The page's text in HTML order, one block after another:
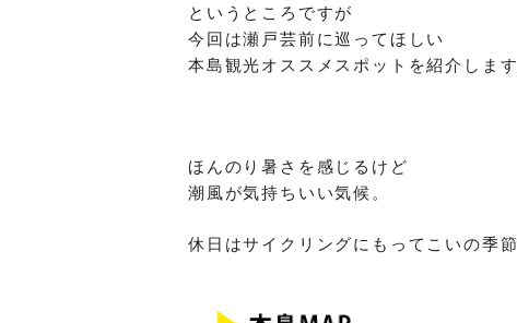
というところですが
今回は瀬戸芸前に巡ってほしい
本島観光オススメスポットを紹介します
ほんのり暑さを感じるけど
潮風が気持ちいい気候。
休日はサイクリングにもってこいの季節